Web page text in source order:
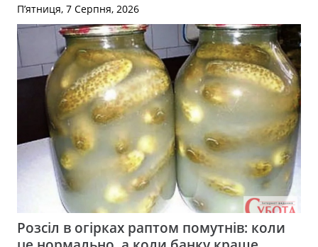
П’ятниця, 7 Серпня, 2026
Розсіл в огірках раптом помутнів: коли